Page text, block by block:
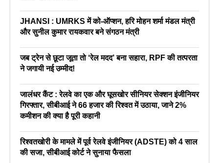
JHANSI : UMRKS में को-ऑप्शन, हरि मोहन शर्मा मंडल मंत्री
और सुनील कुमार रायकवार बने संगठन मंत्री
जब ट्रेन से छूटा जूता तो ‘रेल मदद’ बना सहारा, RPF की तत्परता
ने जगायी नई उम्मीद!
जालंधर कैंट : रेलवे का एक और घूसखोर सीनियर सेक्शन इंजीनियर
गिरफ्तार, सीबीआई ने 66 हजार की रिश्वत में उठाया, जाने 2%
कमीशन की क्या है पूरी कहानी
रिश्वतखोरी के मामले में पूर्व रेलवे इंजीनियर (ADSTE) को 4 साल
की सजा, सीबीआई कोर्ट ने सुनाया फैसला